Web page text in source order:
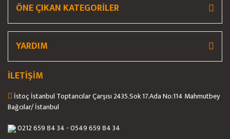
ÖNE ÇIKAN KATEGORİLER
YARDIM
İLETİŞİM
İstoç İstanbul Toptancılar Çarşısı 2435.Sok 17.Ada No:114 Mahmutbey
Bağcılar/ İstanbul
0212 659 84 34 - 0549 659 84 34